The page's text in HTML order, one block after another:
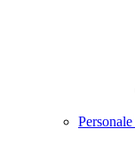
Personale